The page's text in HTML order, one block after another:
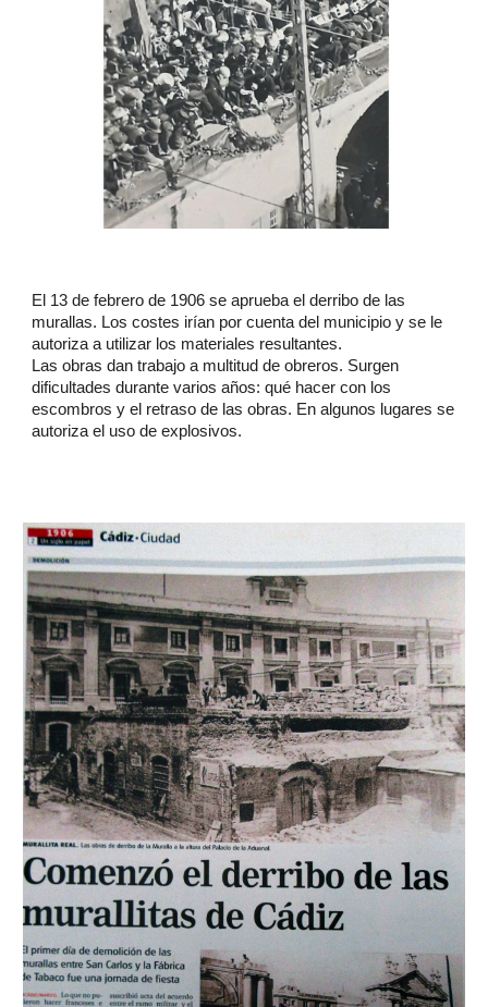
El 13 de febrero de 1906 se aprueba el derribo de las
murallas. Los costes irían por cuenta del municipio y se le
autoriza a utilizar los materiales resultantes.
Las obras dan trabajo a multitud de obreros. Surgen
dificultades durante varios años: qué hacer con los
escombros y el retraso de las obras. En algunos lugares se
autoriza el uso de explosivos.